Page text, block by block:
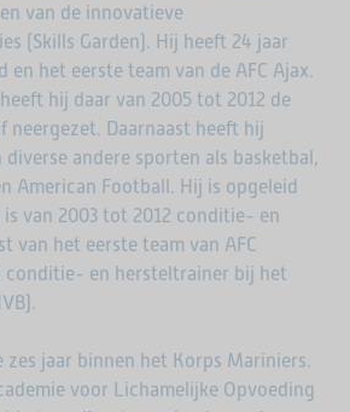
van de innovatieve
(Skills Garden). Hij heeft 24 jaar
en het eerste team van de AFC Ajax.
hij daar van 2005 tot 2012 de
neergezet. Daarnaast heeft hij
andere sporten als basketbal,
American Football. Hij is opgeleid
van 2003 tot 2012 conditie- en
van het eerste team van AFC
conditie- en hersteltrainer bij het
zes jaar binnen het Korps Mariniers.
voor Lichamelijke Opvoeding